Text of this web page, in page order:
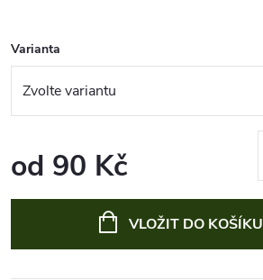
Varianta
od 90 Kč
VLOŽIT DO KOŠÍKU